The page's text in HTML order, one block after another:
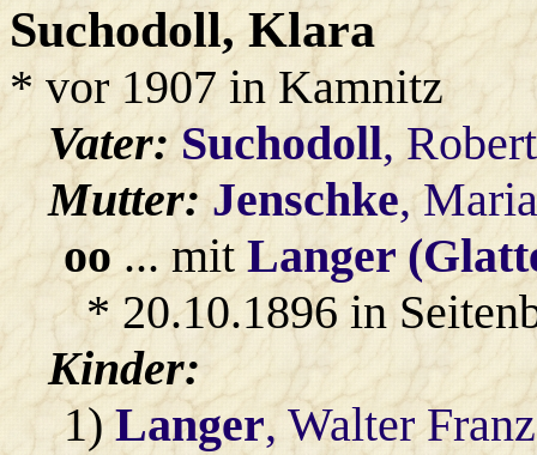
Suchodoll, Klara
* vor 1907 in Kamnitz
Vater:Suchodoll, Robert
Mutter:Jenschke, Maria
oo... mitLanger
* 20.10.1896 in
Kinder:
1)Langer, Walter Franz